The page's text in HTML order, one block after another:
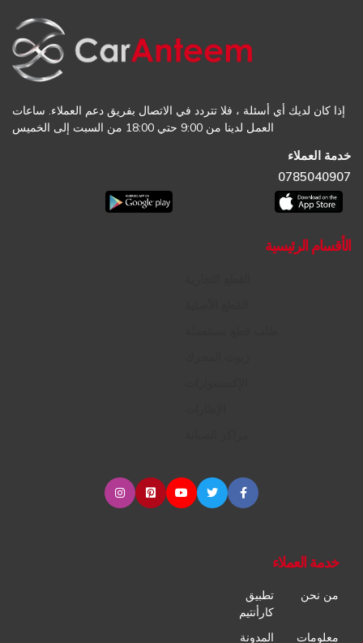
إذا كان لديك أي أسئلة ، فلا تتردد في الاتصال بفريق دعم العملاء. ساعات
العمل لدينا من 9:00 حتي 18:00 من السبت إلى الخميس
خدمة العملاء
0785040907
الأقسام الرئيسية
خدمة العملاء
من نحن
تطبيق
كارأنتيم
معلومات
المدونة